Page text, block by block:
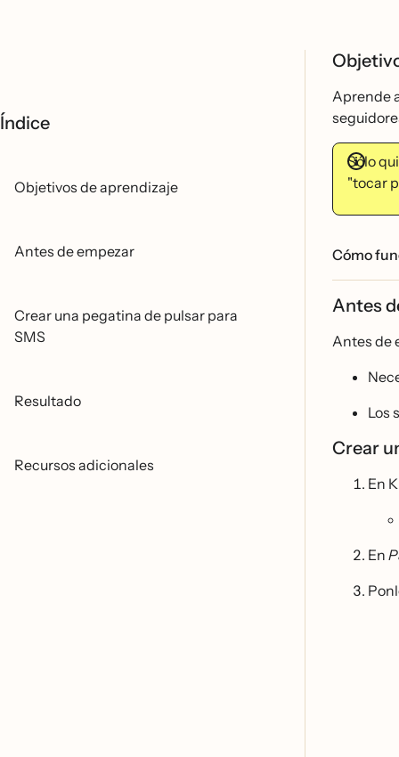
Índice
Objetivos de aprendizaje
Antes de empezar
Crear una pegatina de pulsar para
SMS
Resultado
Recursos adicionales
Aprende
Sólo
"tocar
Cómo
Antes
Antes de
Los
Crear
En
En